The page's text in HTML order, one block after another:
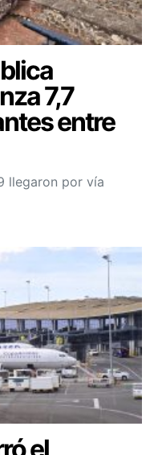
7,7
entre
llegaron por vía
el